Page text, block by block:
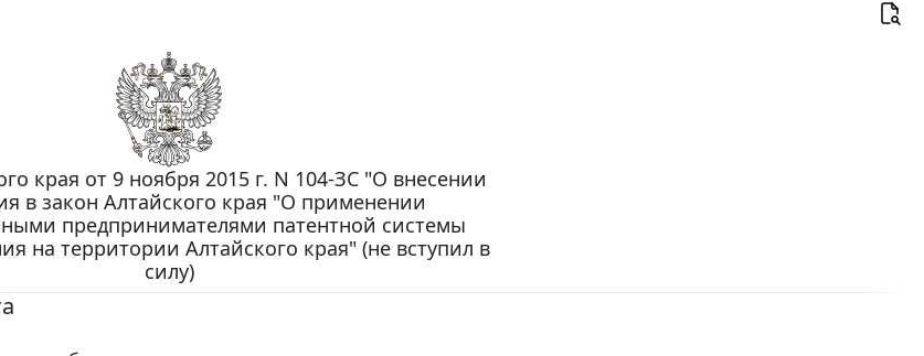
края от 9 ноября 2015 г. N 104-ЗС "О внесении
в закон Алтайского края "О применении
предпринимателями патентной системы
на территории Алтайского края" (не вступил в
силу)